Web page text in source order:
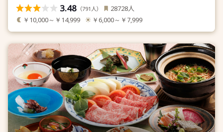
3.48 （791 人） 28728人
￥10,000～￥14,999 ￥6,000～￥7,999